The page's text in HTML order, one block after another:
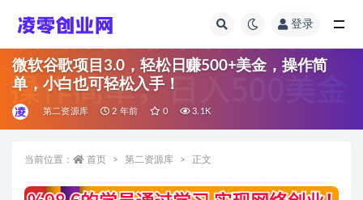
登录
微软谷歌项目3.0，轻松日赚500+美金，操作简
单，小白也可轻松入手！
第二资源库 2 年前 0 3.1K
当前位置： 首页 第二资源库 正文